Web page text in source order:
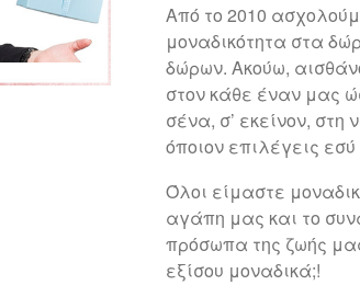
Από το 2010
μοναδικότητα στα
δώρων. Ακούω,
στον κάθε έναν μας
σένα, σ’ εκείνον,
όποιον επιλέγεις
Όλοι είμαστε
αγάπη μας και το
πρόσωπα της ζωής
εξίσου μοναδικά;!